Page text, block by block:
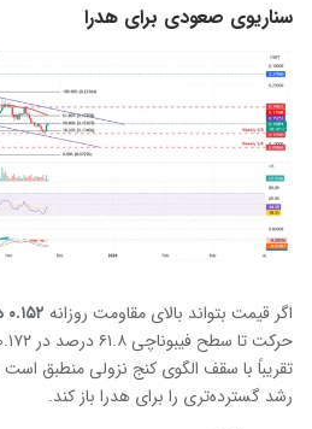
سناریوی صعودی برای هدرا
اگر قیمت بتواند بالای مقاومت روزانه ۰.۱۵۲
تقریباً با سقف الگوی کنج نزولی منطبق
رشد گسترده‌تری را برای هدرا باز کند.